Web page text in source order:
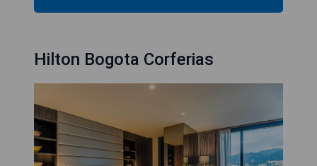
Hilton Bogota Corferias